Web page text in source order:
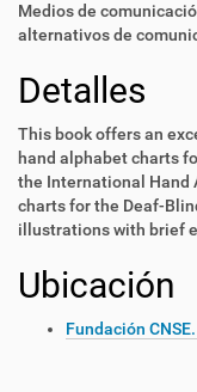
Medios de
alternativos de
Detalles
This book offers an
hand alphabet charts
the International Hand
charts for the Deaf-
illustrations with brief
Ubicación
Fundación